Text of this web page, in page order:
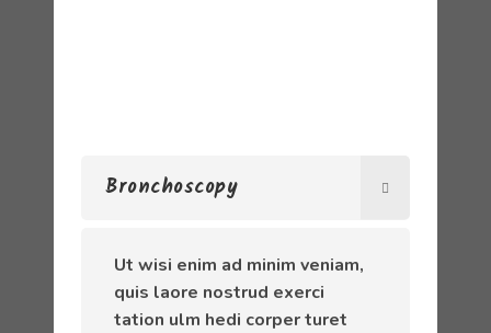
Bronchoscopy
Ut wisi enim ad minim veniam,
quis laore nostrud exerci
tation ulm hedi corper turet